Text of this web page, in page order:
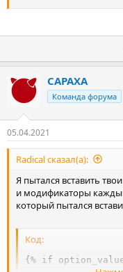
CAPAXA
Команда форума
05.04.2021
Radical сказал(а):
Я пытался вставить
и модификаторы
который пытался
Код:
{% if